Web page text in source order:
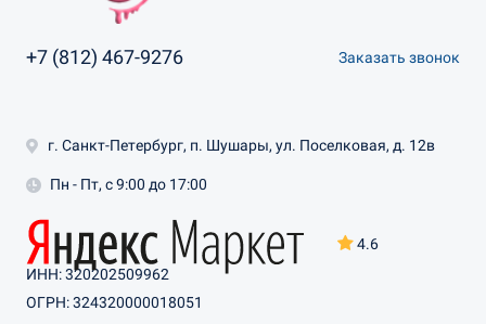
+7 (812) 467-9276 Заказать звонок
4.6
г. Санкт-Петербург, п. Шушары, ул. Поселковая, д. 12в
Пн - Пт, с 9:00 до 17:00
ИНН: 320202509962
ОГРН: 324320000018051